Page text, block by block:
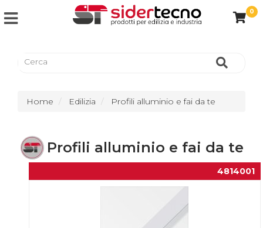
0
Home Edilizia Profili alluminio e fai da te
Profili alluminio e fai da te
4814001